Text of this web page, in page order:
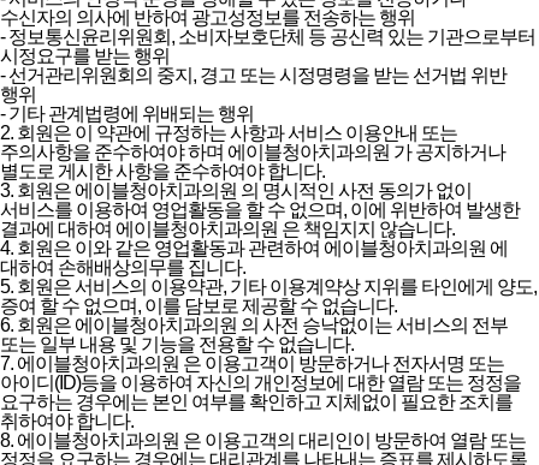
수신자의 의사에 반하여 광고성정보를 전송하는 행위
- 정보통신윤리위원회, 소비자보호단체 등 공신력 있는 기관으로부터
시정요구를 받는 행위
- 선거관리위원회의 중지, 경고 또는 시정명령을 받는 선거법 위반
행위
- 기타 관계법령에 위배되는 행위
2. 회원은 이 약관에 규정하는 사항과 서비스 이용안내 또는
주의사항을 준수하여야 하며 에이블청아치과의원 가 공지하거나
별도로 게시한 사항을 준수하여야 합니다.
3. 회원은 에이블청아치과의원 의 명시적인 사전 동의가 없이
서비스를 이용하여 영업활동을 할 수 없으며, 이에 위반하여 발생한
결과에 대하여 에이블청아치과의원 은 책임지지 않습니다.
4. 회원은 이와 같은 영업활동과 관련하여 에이블청아치과의원 에
대하여 손해배상의무를 집니다.
5. 회원은 서비스의 이용약관, 기타 이용계약상 지위를 타인에게 양도,
증여 할 수 없으며, 이를 담보로 제공할 수 없습니다.
6. 회원은 에이블청아치과의원 의 사전 승낙없이는 서비스의 전부
또는 일부 내용 및 기능을 전용할 수 없습니다.
7. 에이블청아치과의원 은 이용고객이 방문하거나 전자서명 또는
아이디(ID)등을 이용하여 자신의 개인정보에 대한 열람 또는 정정을
요구하는 경우에는 본인 여부를 확인하고 지체없이 필요한 조치를
취하여야 합니다.
8. 에이블청아치과의원 은 이용고객의 대리인이 방문하여 열람 또는
정정을 요구하는 경우에는 대리관계를 나타내는 증표를 제시하도록